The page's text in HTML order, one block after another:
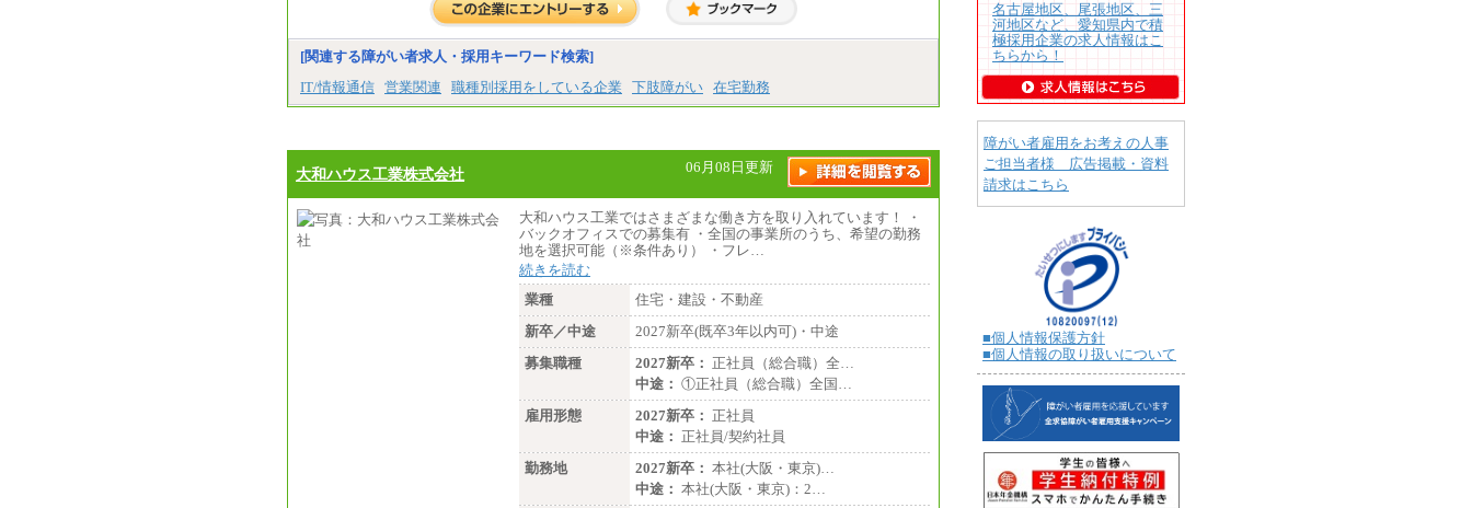
[関連する障がい者求人・採用キーワード検索]
IT/情報通信 営業関連 職種別採用をしている企業 下肢障がい 在宅勤務
大和ハウス工業株式会社 06月08日更新
大和ハウス工業ではさまざまな働き方を取り入れています！ ・
バックオフィスでの募集有 ・全国の事業所のうち、希望の勤務
地を選択可能（※条件あり） ・フレ…
続きを読む
業種
住宅・建設・不動産
新卒／中途
2027新卒(既卒3年以内可)・中途
募集職種
2027新卒： 正社員（総合職）全…
中途： ①正社員（総合職）全国…
雇用形態
2027新卒： 正社員
中途： 正社員/契約社員
勤務地
2027新卒： 本社(大阪・東京)…
中途： 本社(大阪・東京)：2…
名古屋地区、尾張地区、三
河地区など、愛知県内で積
極採用企業の求人情報はこ
ちらから！
障がい者雇用をお考えの人事
ご担当者様 広告掲載・資料
請求はこちら
■個人情報保護方針
■個人情報の取り扱いについて